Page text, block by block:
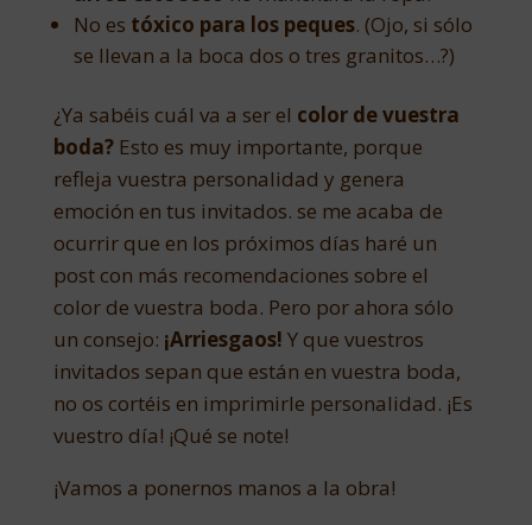
No es tóxico para los peques. (Ojo, si sólo
se llevan a la boca dos o tres granitos…?)
¿Ya sabéis cuál va a ser el color de vuestra
boda?Esto es muy importante, porque
refleja vuestra personalidad y genera
emoción en tus invitados. se me acaba de
ocurrir que en los próximos días haré un
post con más recomendaciones sobre el
color de vuestra boda. Pero por ahora sólo
un consejo: ¡Arriesgaos! Y que vuestros
invitados sepan que están en vuestra boda,
no os cortéis en imprimirle personalidad. ¡Es
vuestro día! ¡Qué se note!
¡Vamos a ponernos manos a la obra!